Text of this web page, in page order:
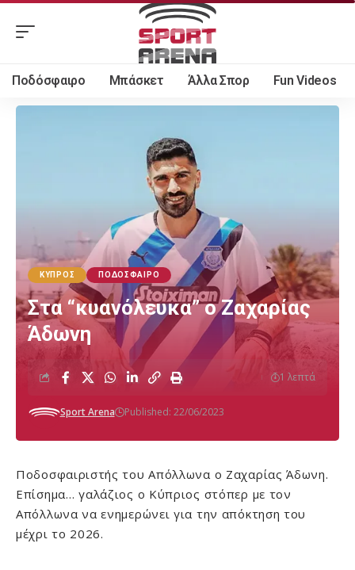
Ποδόσφαιρο Μπάσκετ Άλλα Σπορ Fun Videos
ΚΎΠΡΟΣ ΠΟΔΌΣΦΑΙΡΟ
Στα “κυανόλευκα” ο Ζαχαρίας
Άδωνη
Sport Arena Published: 22/06/2023
1 λεπτά
Ποδοσφαιριστής του Απόλλωνα ο Ζαχαρίας Άδωνη.
Επίσημα… γαλάζιος ο Κύπριος στόπερ με τον
Απόλλωνα να ενημερώνει για την απόκτηση του
μέχρι το 2026.